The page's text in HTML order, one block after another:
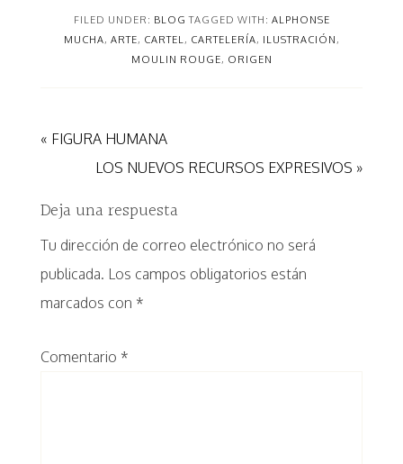
FILED UNDER: BLOG TAGGED WITH: ALPHONSE
MUCHA, ARTE, CARTEL, CARTELERÍA, ILUSTRACIÓN ,
MOULIN ROUGE, ORIGEN
« FIGURA HUMANA
LOS NUEVOS RECURSOS EXPRESIVOS »
Deja una respuesta
Tu dirección de correo electrónico no será
publicada. Los campos obligatorios están
marcados con *
Comentario *